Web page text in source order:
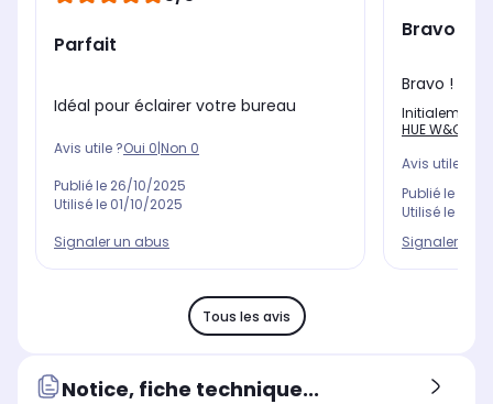
Parfait
Idéal pour éclairer votre bureau
Avis utile ?Oui 0|Non 0
Publié le 26/10/2025
Utilisé le 01/10/2025
Signaler un abus
Bravo !
Bravo !
Initialement
HUE W&C
Avis utile ?
Publié le
Utilisé le
Signaler un
Tous les avis
Notice, fiche technique...